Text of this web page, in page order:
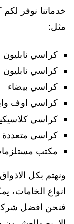
خدماتنا نوفر
مثل:
كراسي نابليون
كراسي نابليون
كراسي بيضاء
كراسي اوف
كراسي
كراسي متعددة
مكتب
ونهتم بكل
انواع الخامات،
فنحن افضل شركة